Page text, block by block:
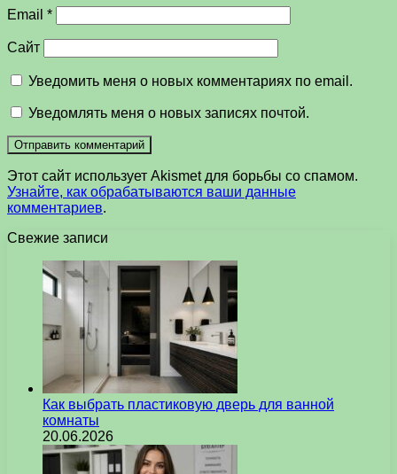
Email *
Сайт
Уведомить меня о новых комментариях по email.
Уведомлять меня о новых записях почтой.
Этот сайт использует Akismet для борьбы со спамом.
Узнайте, как обрабатываются ваши данные
комментариев.
Свежие записи
Как выбрать пластиковую дверь для ванной
комнаты
20.06.2026